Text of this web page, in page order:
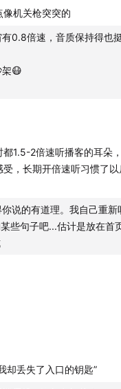
机关枪突突的
0.8倍速，音质保持得也
架😷
1.5-2倍速听播客的耳朵
，长期开倍速听习惯了
说的有道理。我自己重
些句子吧...估计是放在首
却丢失了入口的钥匙”